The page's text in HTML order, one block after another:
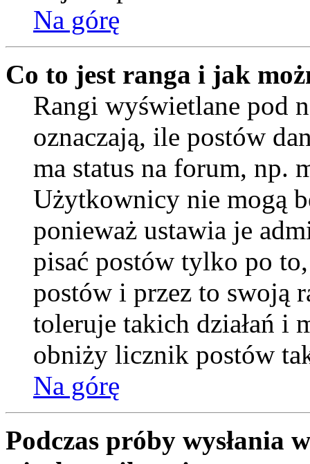
Na górę
Co to jest ranga i jak
Rangi wyświetlane pod
oznaczają, ile postów
ma status na forum, np.
Użytkownicy nie mogą
ponieważ ustawia je
pisać postów tylko po
postów i przez to swoją
toleruje takich działań i
obniży licznik postów
Na górę
Podczas próby wysłania